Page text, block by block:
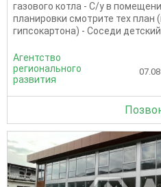
газового котла - С/у в
планировки смотрите тех план
гипсокартона) - Соседи детский
Агентство
регионального
развития
07.08